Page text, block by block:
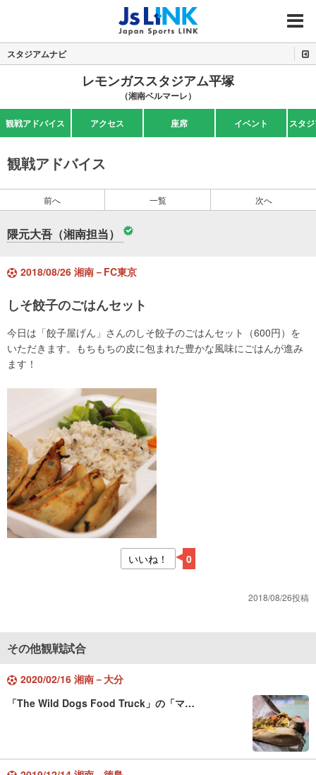
MENU
スタジアムナビ
レモンガススタジアム平塚
（湘南ベルマーレ）
観戦アドバイス アクセス 座席 イベント スタ
観戦アドバイス
前へ 一覧 次へ
隈元大吾（湘南担当）
2018/08/26 湘南－FC東京
しそ餃子のごはんセット
今日は「餃子屋げん」さんのしそ餃子のごはんセット（600円）を
いただきます。もちもちの皮に包まれた豊かな風味にごはんが進み
ます！
いいね！ 0
2018/08/26投稿
その他観戦試合
2020/02/16 湘南－大分
「The Wild Dogs Food Truck」の「マ…